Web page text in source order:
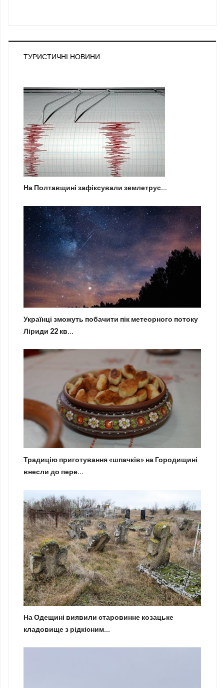
ТУРИСТИЧНІ НОВИНИ
На Полтавщині зафіксували землетрус...
Українці зможуть побачити пік метеорного потоку
Ліриди 22 кв...
Традицію приготування «шпачків» на Городищині
внесли до пере...
На Одещині виявили старовинне козацьке
кладовище з рідкісним...